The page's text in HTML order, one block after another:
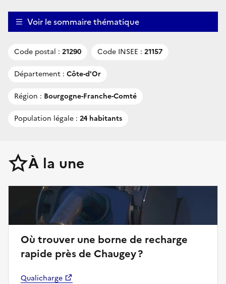
Voir le sommaire thématique
Code postal : 21290 Code INSEE : 21157
Département : Côte-d'Or
Région : Bourgogne-Franche-Comté
Population légale : 24 habitants
À la une
Où trouver une borne de recharge
rapide près de Chaugey ?
Qualicharge